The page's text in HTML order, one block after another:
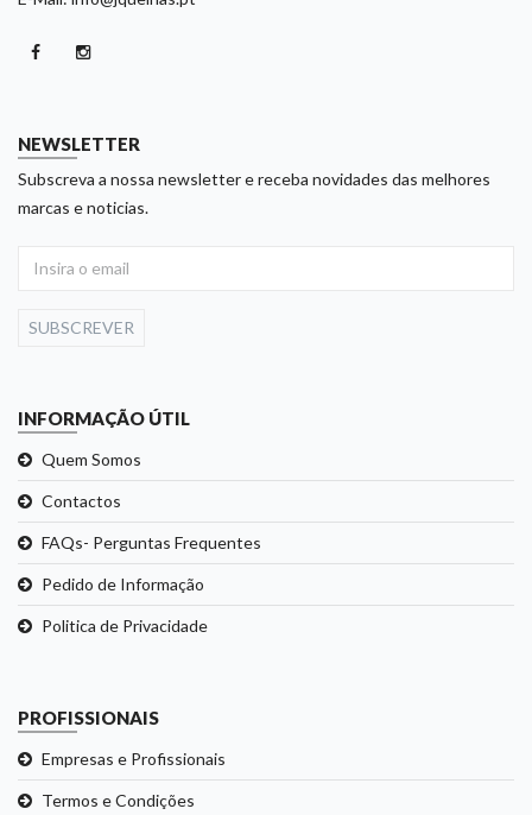
NEWSLETTER
Subscreva a nossa newsletter e receba novidades das melhores
marcas e noticias.
SUBSCREVER
INFORMAÇÃO ÚTIL
Quem Somos
Contactos
FAQs- Perguntas Frequentes
Pedido de Informação
Politica de Privacidade
PROFISSIONAIS
Empresas e Profissionais
Termos e Condições